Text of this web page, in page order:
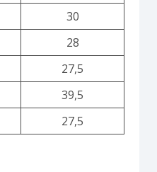
30
28
27,5
39,5
27,5